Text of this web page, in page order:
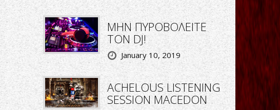
ΜΗΝ ΠΥΡΟΒΟΛΕΙΤΕ
ΤΟΝ DJ!
January 10, 2019
ACHELOUS LISTENING
SESSION MACEDON